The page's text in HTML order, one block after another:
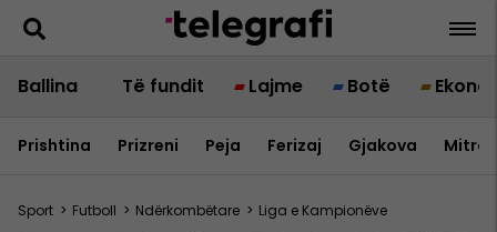
Ballina Të fundit Lajme Botë
Prishtina Prizreni Peja Ferizaj Gjakova
Sport > Futboll > Ndërkombëtare > Liga e Kampionëve